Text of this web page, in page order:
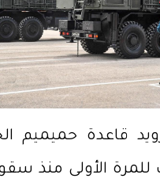
قاعدة حميميم
للمرة الأولى منذ